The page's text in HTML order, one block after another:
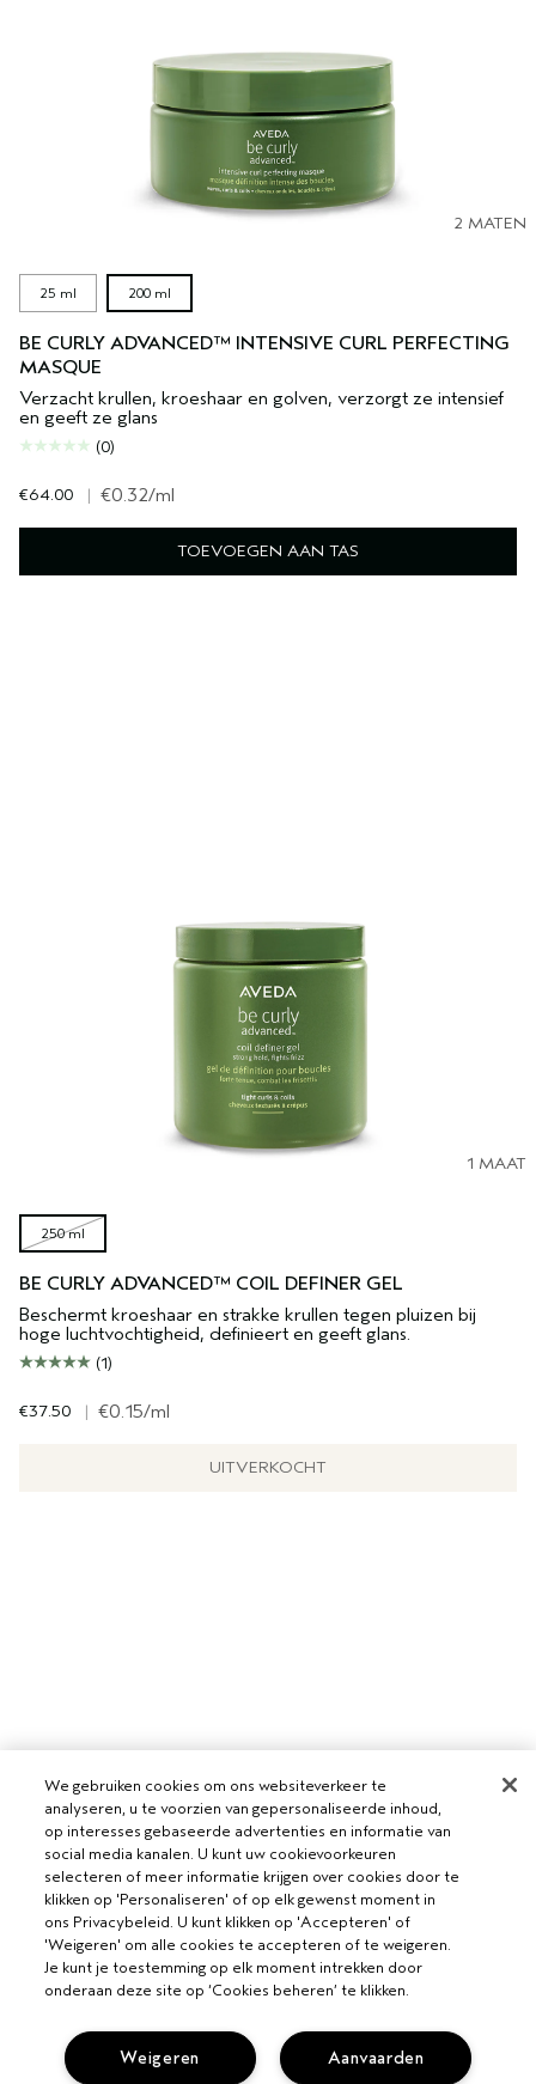
2 MATEN
25 ml 200 ml
BE CURLY ADVANCED™ INTENSIVE CURL PERFECTING
MASQUE
Verzacht krullen, kroeshaar en golven, verzorgt ze intensief
en geeft ze glans
(0)
€64.00 | €0.32/ml
TOEVOEGEN AAN TAS
1 MAAT
250 ml
BE CURLY ADVANCED™ COIL DEFINER GEL
Beschermt kroeshaar en strakke krullen tegen pluizen bij
hoge luchtvochtigheid, definieert en geeft glans.
(1)
€37.50 | €0.15/ml
UITVERKOCHT
VOOR PROFESSIONALS
We gebruiken cookies om ons websiteverkeer te
analyseren, u te voorzien van gepersonaliseerde inhoud,
op interesses gebaseerde advertenties en informatie van
social media kanalen. U kunt uw cookievoorkeuren
selecteren of meer informatie krijgen over cookies door te
klikken op 'Personaliseren' of op elk gewenst moment in
ons Privacybeleid. U kunt klikken op 'Accepteren' of
'Weigeren' om alle cookies te accepteren of te weigeren.
Je kunt je toestemming op elk moment intrekken door
onderaan deze site op ‘Cookies beheren’ te klikken.
Aanvaarden
Weigeren